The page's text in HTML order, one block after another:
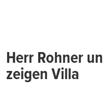
Herr Rohner
zeigen Villa